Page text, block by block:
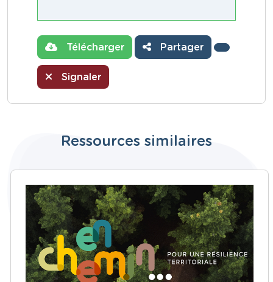
Télécharger Partager
Signaler
Ressources similaires